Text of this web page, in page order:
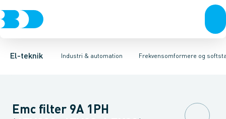
El-teknik Industri & automation
Afbrydere, stikkontakter & lampeudtagForgreningsmateriel
Frekvensomformere og
Industristiksystemer Frekvensomformere og softstartere
Frekvensomformer =˂1 kVFilter for lavspændingSoft Starter
Emc filter 9A 1PH